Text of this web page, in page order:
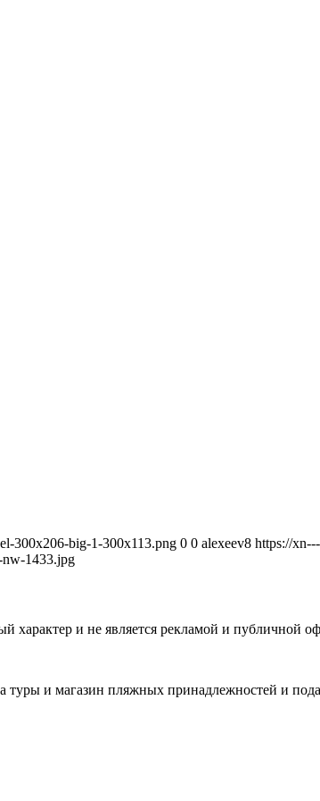
300x206-big-1-300x113.png 0 0 alexeev8 https://
nw-1433.jpg
и не является рекламой и публичной
и магазин пляжных принадлежностей и